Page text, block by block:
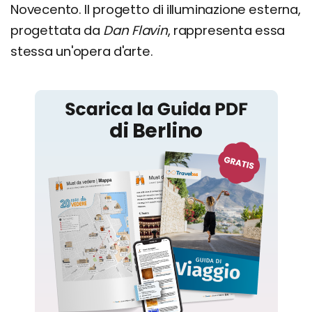
Novecento. Il progetto di illuminazione esterna,
progettata da Dan Flavin, rappresenta essa
stessa un'opera d'arte.
Berlino